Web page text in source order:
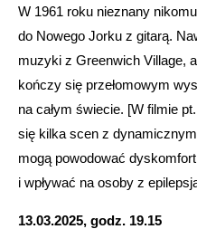
W 1961 roku nieznany
do Nowego Jorku z gitarą.
muzyki z Greenwich Village,
kończy się przełomowym
na całym świecie. [W filmie
się kilka scen z
mogą powodować
i wpływać na osoby z
13.03.2025, godz. 19.15